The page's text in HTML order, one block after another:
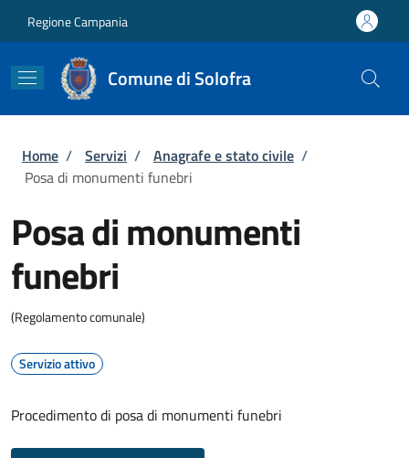
Regione Campania
Comune di Solofra
Briciole di pane
Home / Servizi / Anagrafe e stato civile /
Posa di monumenti funebri
Posa di monumenti
funebri
(Regolamento comunale)
Servizio attivo
Procedimento di posa di monumenti funebri